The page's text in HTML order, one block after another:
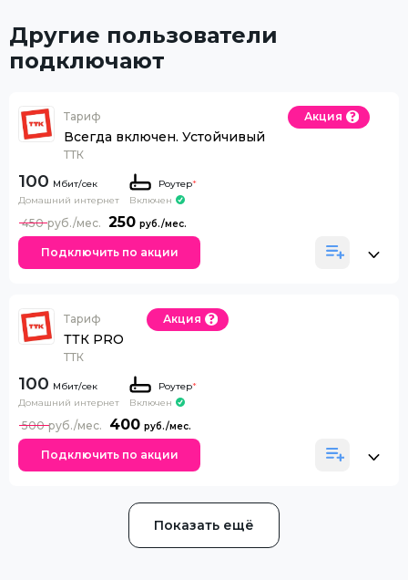
Другие пользователи
подключают
Тариф
Всегда включен. Устойчивый
ТТК
Акция
100
Домашний интернет
Роутер*
Включен
250
450
Подключить по акции
Тариф
ТТК PRO
ТТК
Акция
100
Домашний интернет
Роутер*
Включен
400
500
Подключить по акции
Показать ещё